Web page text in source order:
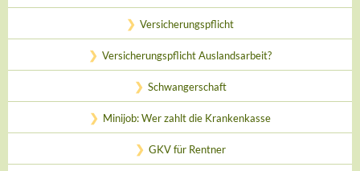
Versicherungspflicht
Versicherungspflicht Auslandsarbeit?
Schwangerschaft
Minijob: Wer zahlt die Krankenkasse
GKV für Rentner